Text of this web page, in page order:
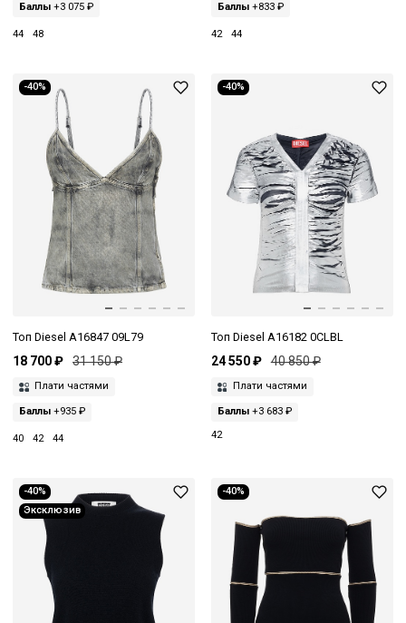
Баллы +3 075 ₽
44 48
Баллы+833 ₽
42 44
-40%
Топ Diesel A16847 09L79
18 700 ₽ 31 150 ₽
Плати частями
Баллы +935 ₽
40 42 44
-40%
Топ Diesel A16182 0CLBL
24 550 ₽ 40 850 ₽
Плати частями
Баллы+3 683 ₽
42
-40%
Эксклюзив
-40%